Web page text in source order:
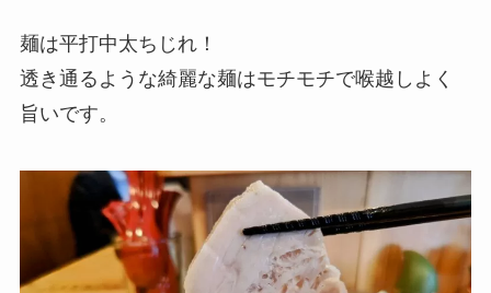
麺は平打中太ちじれ！
透き通るような綺麗な麺はモチモチで喉越しよく
旨いです。